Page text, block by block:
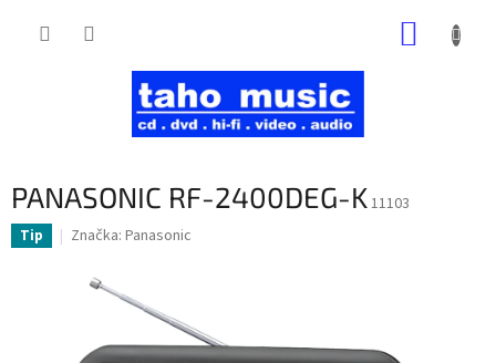
PANASONIC RF-2400DEG-K11103
Tip Značka: Panasonic